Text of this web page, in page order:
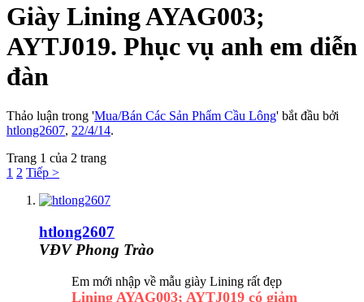
Giày Lining AYAG003;
AYTJ019. Phục vụ anh em diễn
đàn
Thảo luận trong 'Mua/Bán Các Sản Phẩm Cầu Lông' bắt đầu bởi
htlong2607, 22/4/14.
Trang 1 của 2 trang
1 2 Tiếp >
htlong2607
VĐV Phong Trào
Em mới nhập về mẫu giày Lining rất đẹp
Lining AYAG003; AYTJ019 có giảm